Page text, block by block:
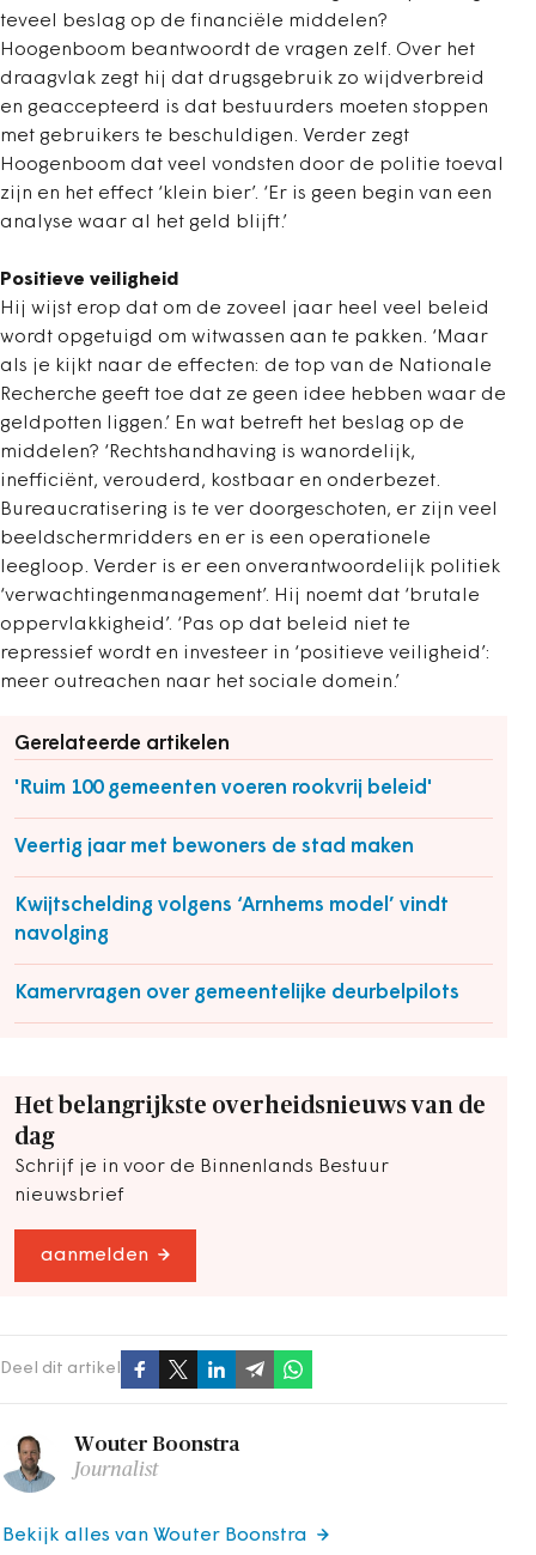
teveel beslag op de financiële middelen?
Hoogenboom beantwoordt de vragen zelf. Over het
draagvlak zegt hij dat drugsgebruik zo wijdverbreid
en geaccepteerd is dat bestuurders moeten stoppen
met gebruikers te beschuldigen. Verder zegt
Hoogenboom dat veel vondsten door de politie toeval
zijn en het effect ‘klein bier’. ‘Er is geen begin van een
analyse waar al het geld blijft.’
Positieve veiligheid
Hij wijst erop dat om de zoveel jaar heel veel beleid
wordt opgetuigd om witwassen aan te pakken. ‘Maar
als je kijkt naar de effecten: de top van de Nationale
Recherche geeft toe dat ze geen idee hebben waar de
geldpotten liggen.’ En wat betreft het beslag op de
middelen? ‘Rechtshandhaving is wanordelijk,
inefficiënt, verouderd, kostbaar en onderbezet.
Bureaucratisering is te ver doorgeschoten, er zijn veel
beeldschermridders en er is een operationele
leegloop. Verder is er een onverantwoordelijk politiek
‘verwachtingenmanagement’. Hij noemt dat ‘brutale
oppervlakkigheid’. ‘Pas op dat beleid niet te
repressief wordt en investeer in ‘positieve veiligheid’:
meer outreachen naar het sociale domein.’
Gerelateerde artikelen
'Ruim 100 gemeenten voeren rookvrij beleid'
Veertig jaar met bewoners de stad maken
Kwijtschelding volgens ‘Arnhems model’ vindt
navolging
Kamervragen over gemeentelijke deurbelpilots
Het belangrijkste overheidsnieuws van de
dag
Schrijf je in voor de Binnenlands Bestuur
nieuwsbrief
aanmelden
Deel dit artikel
Wouter Boonstra
Journalist
Bekijk alles van Wouter Boonstra